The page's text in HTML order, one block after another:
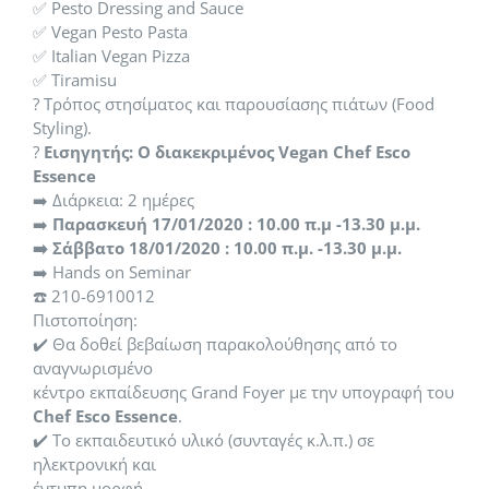
Γνώμες σπουδαστών
Gallery
Συνταγές
Εγκαταστάσεις
Παροχές
Χορηγίες – Συνεργασίες
Τομέας Αθλητισμού και Πολιτισμού
Τομέας Διοίκησης και Οικονομίας
Τομέας Ένδυσης και Υπόδησης
Τομέας Επαγγελμάτων Επικοινωνίας και Μέσων Μαζικής
Ενημέρωσης
Τομέας Ομορφιάς και Aισθητικής
Τομέας Πληροφορικής
University of Limassol
Πιστοποίηση LRN
Καλωσόρισμα στην Vegan Academy
Εισηγητές Vegan Academy
Vegan Τομέας Επισιτισμού
Vegan Μαγειρική
Vegan Ζαχαροπλαστική
Vegan Ταχύρυθμο (Μαγειρική Ζαχαροπλαστική)
Vegan Τομέας Ομορφιάς
Vegan Nail Art
Vegan Make Up Artist
Vegan Τομέας Τουρισμού
Τουριστικό Στέλεχος
Vegan Τομέας Ολιστικών Επιστημών
Διά Βίου Μάθησης
Cooking Classes in Athens
Εισηγητές Δια Βίου Μάθησης
Τομέας Τουρισμού & Επισιτισμού
Μαθήματα Μαγειρικής
Gluten Free Academy
Τομέας Ολιστικών Επιστημών
Πανελλήνιος Σύλλογος Βιοσυντονισμού
Τομέας Ομορφιάς
Admissions
✅ Pesto Dressing and Sauce
✅ Vegan Pesto Pasta
✅ Italian Vegan Pizza
✅ Tiramisu
? Τρόπος στησίματος και παρουσίασης πιάτων (Food
Styling).
? Εισηγητής: Ο διακεκριμένος Vegan Chef Esco
Essence
➡️ Διάρκεια: 2 ημέρες
➡️ Παρασκευή 17/01/2020 : 10.00 π.μ -13.30 μ.μ.
➡️ Σάββατο 18/01/2020 : 10.00 π.μ. -13.30 μ.μ.
➡️ Ηands on Seminar
☎️ 210-6910012
Πιστοποίηση:
✔️ Θα δοθεί βεβαίωση παρακολούθησης από το
αναγνωρισμένο
κέντρο εκπαίδευσης Grand Foyer με την υπογραφή του
Chef Esco Essence.
✔️ To εκπαιδευτικό υλικό (συνταγές κ.λ.π.) σε
ηλεκτρονική και